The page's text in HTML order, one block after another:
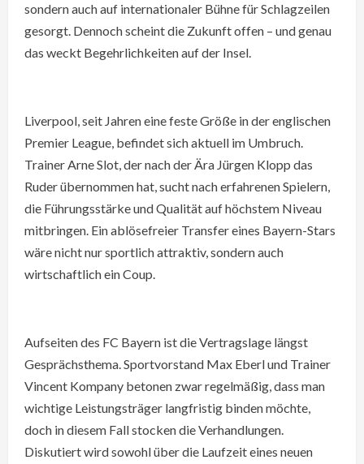
sondern auch auf internationaler Bühne für Schlagzeilen
gesorgt. Dennoch scheint die Zukunft offen – und genau
das weckt Begehrlichkeiten auf der Insel.
Liverpool, seit Jahren eine feste Größe in der englischen
Premier League, befindet sich aktuell im Umbruch.
Trainer Arne Slot, der nach der Ära Jürgen Klopp das
Ruder übernommen hat, sucht nach erfahrenen Spielern,
die Führungsstärke und Qualität auf höchstem Niveau
mitbringen. Ein ablösefreier Transfer eines Bayern-Stars
wäre nicht nur sportlich attraktiv, sondern auch
wirtschaftlich ein Coup.
Aufseiten des FC Bayern ist die Vertragslage längst
Gesprächsthema. Sportvorstand Max Eberl und Trainer
Vincent Kompany betonen zwar regelmäßig, dass man
wichtige Leistungsträger langfristig binden möchte,
doch in diesem Fall stocken die Verhandlungen.
Diskutiert wird sowohl über die Laufzeit eines neuen